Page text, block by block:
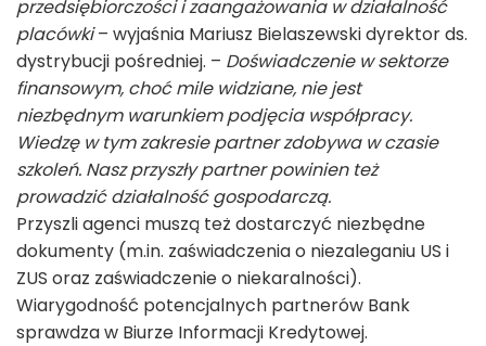
przedsiębiorczości i zaangażowania w działalność
placówki– wyjaśnia Mariusz Bielaszewski dyrektor ds.
dystrybucji pośredniej. – Doświadczenie w sektorze
finansowym, choć mile widziane, nie jest
niezbędnym warunkiem podjęcia współpracy.
Wiedzę w tym zakresie partner zdobywa w czasie
szkoleń. Nasz przyszły partner powinien też
prowadzić działalność gospodarczą.
Przyszli agenci muszą też dostarczyć niezbędne
dokumenty (m.in. zaświadczenia o niezaleganiu US i
ZUS oraz zaświadczenie o niekaralności).
Wiarygodność potencjalnych partnerów Bank
sprawdza w Biurze Informacji Kredytowej.